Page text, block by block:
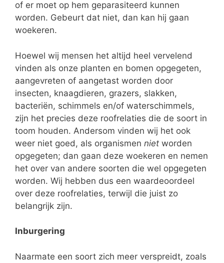
of er moet op hem geparasiteerd kunnen
worden. Gebeurt dat niet, dan kan hij gaan
woekeren.
Hoewel wij mensen het altijd heel vervelend
vinden als onze planten en bomen opgegeten,
aangevreten of aangetast worden door
insecten, knaagdieren, grazers, slakken,
bacteriën, schimmels en/of waterschimmels,
zijn het precies deze roofrelaties die de soort in
toom houden. Andersom vinden wij het ook
weer niet goed, als organismen niet worden
opgegeten; dan gaan deze woekeren en nemen
het over van andere soorten die wel opgegeten
worden. Wij hebben dus een waardeoordeel
over deze roofrelaties, terwijl die juist zo
belangrijk zijn.
Inburgering
Naarmate een soort zich meer verspreidt, zoals